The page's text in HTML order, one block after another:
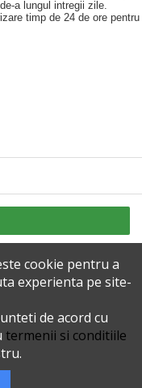
a lungul intregii zile.
timp de 24 de ore pentru
cookie pentru a
experienta pe site-
de acord cu
termenii si conditiile